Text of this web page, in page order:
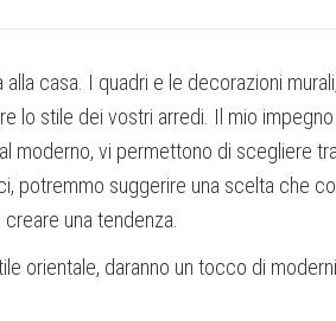
casa. I quadri e le decorazioni
lo stile dei vostri arredi. Il mio
moderno, vi permettono di scegliere
potremmo suggerire una scelta che
una tendenza.
orientale, daranno un tocco di